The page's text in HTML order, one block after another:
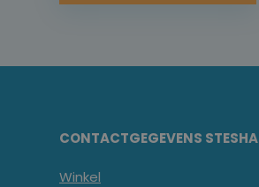
CONTACTGEGEVENS STESHA
Winkel